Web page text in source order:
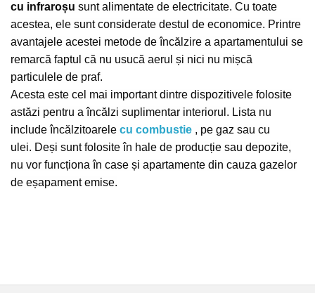
cu infraroșu sunt alimentate de electricitate. Cu toate
acestea, ele sunt considerate destul de economice. Printre
avantajele acestei metode de încălzire a apartamentului se
remarcă faptul că nu usucă aerul și nici nu mișcă
particulele de praf.
Acesta este cel mai important dintre dispozitivele folosite
astăzi pentru a încălzi suplimentar interiorul. Lista nu
include încălzitoarele cu combustie , pe gaz sau cu
ulei. Deși sunt folosite în hale de producție sau depozite,
nu vor funcționa în case și apartamente din cauza gazelor
de eșapament emise.